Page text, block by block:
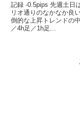
記録 -0.5pips 先週土日
リオ通りのなかなか良
倒的な上昇トレンドの
／4h足／1h足...